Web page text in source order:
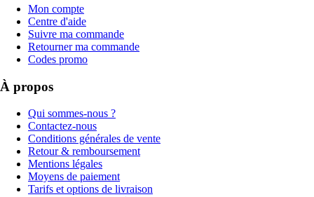
Mon compte
Centre d'aide
Suivre ma commande
Retourner ma commande
Codes promo
À propos
Qui sommes-nous ?
Contactez-nous
Conditions générales de vente
Retour & remboursement
Mentions légales
Moyens de paiement
Tarifs et options de livraison